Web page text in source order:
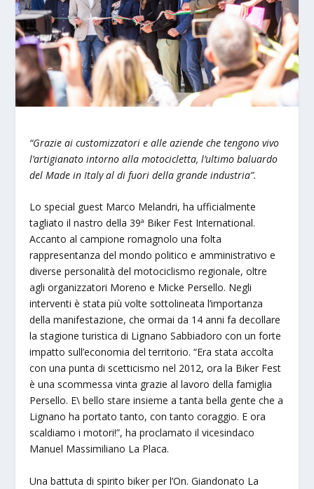
“Grazie ai customizzatori e alle aziende che tengono vivo
l’artigianato intorno alla motocicletta, l’ultimo baluardo
del Made in Italy al di fuori della grande industria”.
Lo special guest Marco Melandri, ha ufficialmente
tagliato il nastro della 39ª Biker Fest International.
Accanto al campione romagnolo una folta
rappresentanza del mondo politico e amministrativo e
diverse personalità del motociclismo regionale, oltre
agli organizzatori Moreno e Micke Persello. Negli
interventi è stata più volte sottolineata l’importanza
della manifestazione, che ormai da 14 anni fa decollare
la stagione turistica di Lignano Sabbiadoro con un forte
impatto sull’economia del territorio. “Era stata accolta
con una punta di scetticismo nel 2012, ora la Biker Fest
è una scommessa vinta grazie al lavoro della famiglia
Persello. E\ bello stare insieme a tanta bella gente che a
Lignano ha portato tanto, con tanto coraggio. E ora
scaldiamo i motori!”, ha proclamato il vicesindaco
Manuel Massimiliano La Placa.
Una battuta di spirito biker per l’On. Giandonato La